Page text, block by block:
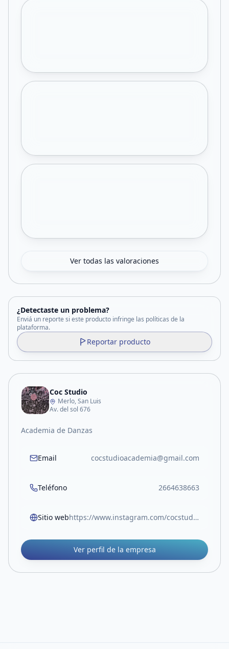
Ver todas las valoraciones
¿Detectaste un problema?
Enviá un reporte si este producto infringe las políticas de la
plataforma.
Reportar producto
Coc Studio
Merlo, San Luis
Av. del sol 676
Academia de Danzas
Email cocstudioacademia@gmail.com
Teléfono 2664638663
Sitio web https://www.instagram.com/cocstudio_ok?igsh=aThkODE0bXJwbGxt&utm_source=qr
Ver perfil de la empresa